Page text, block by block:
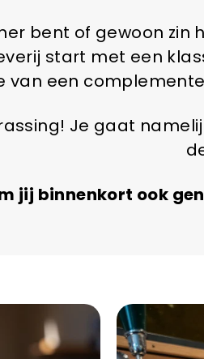
bent of gewoon
start met een
van een
Je gaat
jij binnenkort ook